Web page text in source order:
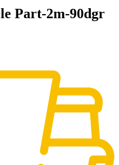
Part-2m-90dgr